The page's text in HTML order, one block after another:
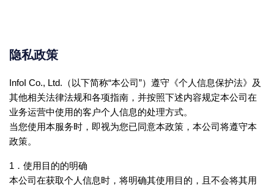
隐私政策
InfoI Co., Ltd.（以下简称“本公司”）遵守《个人信息保护法》及
其他相关法律法规和各项指南，并按照下述内容规定本公司在
业务运营中使用的客户个人信息的处理方式。
当您使用本服务时，即视为您已同意本政策，本公司将遵守本
政策。
1．使用目的的明确
本公司在获取个人信息时，将明确其使用目的，且不会将其用